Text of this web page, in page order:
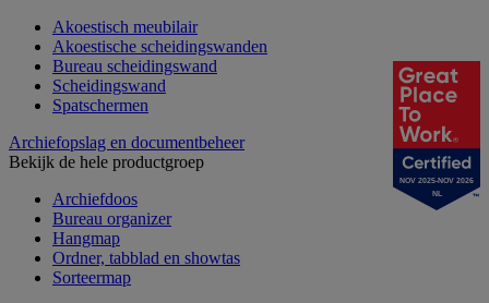
Akoestisch meubilair
Akoestische scheidingswanden
Bureau scheidingswand
Scheidingswand
Spatschermen
Archiefopslag en documentbeheer
Bekijk de hele productgroep
Archiefdoos
Bureau organizer
Hangmap
Ordner, tabblad en showtas
Sorteermap
NOV 2025-NOV 2026
NL